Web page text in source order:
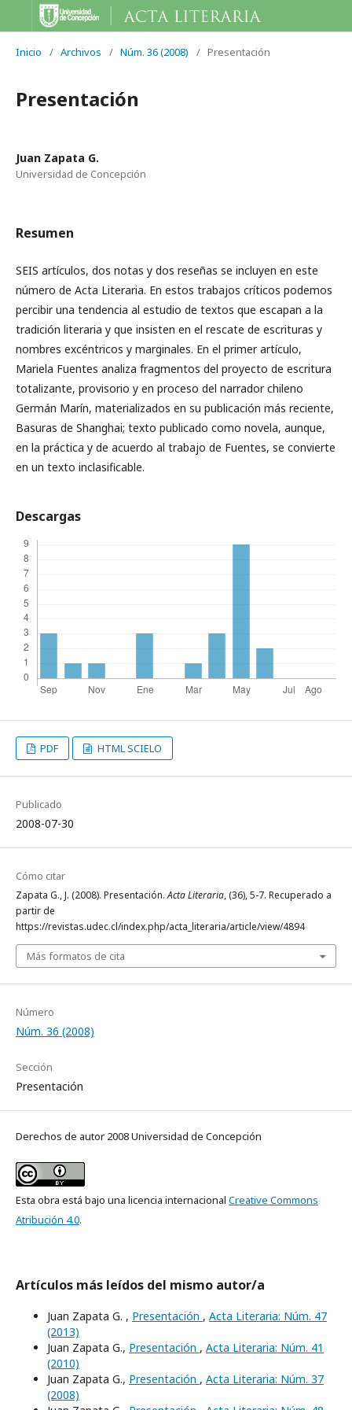
Inicio / Archivos / Núm. 36 (2008) / Presentación
Presentación
Juan Zapata G.
Universidad de Concepción
Resumen
SEIS artículos, dos notas y dos reseñas se incluyen en este
número de Acta Literaria. En estos trabajos críticos podemos
percibir una tendencia al estudio de textos que escapan a la
tradición literaria y que insisten en el rescate de escrituras y
nombres excéntricos y marginales. En el primer artículo,
Mariela Fuentes analiza fragmentos del proyecto de escritura
totalizante, provisorio y en proceso del narrador chileno
Germán Marín, materializados en su publicación más reciente,
Basuras de Shanghai; texto publicado como novela, aunque,
en la práctica y de acuerdo al trabajo de Fuentes, se convierte
en un texto inclasificable.
Descargas
PDF HTML SCIELO
Publicado
2008-07-30
Cómo citar
Zapata G., J. (2008). Presentación.Acta Literaria, (36), 5-7. Recuperado a
partir de
https://revistas.udec.cl/index.php/acta_literaria/article/view/4894
Más formatos de cita
Número
Núm. 36 (2008)
Sección
Presentación
Derechos de autor 2008 Universidad de Concepción
Esta obra está bajo una licencia internacional Creative Commons
Atribución 4.0.
Artículos más leídos del mismo autor/a
Juan Zapata G. , Presentación , Acta Literaria: Núm. 47
(2013)
Juan Zapata G., Presentación , Acta Literaria: Núm. 41
(2010)
Juan Zapata G., Presentación , Acta Literaria: Núm. 37
(2008)